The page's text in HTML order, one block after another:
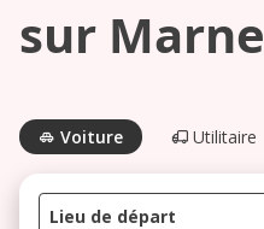
sur Marne
Voiture Utilitaire
Lieu de départ